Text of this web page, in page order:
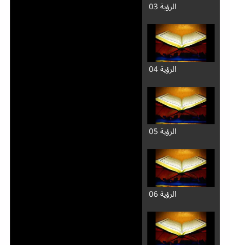
الرؤية 03
الرؤية 04
الرؤية 05
الرؤية 06